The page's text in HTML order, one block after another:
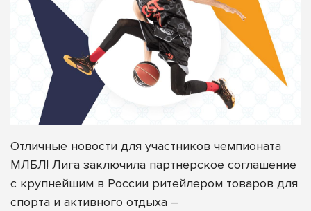
Отличные новости для участников чемпионата
МЛБЛ! Лига заключила партнерское соглашение
с крупнейшим в России ритейлером товаров для
спорта и активного отдыха –